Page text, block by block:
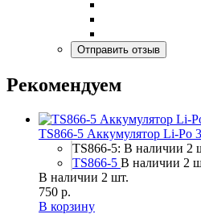
Рекомендуем
TS866-5 Аккумулятор Li-Po
TS866-5: В наличии 2
TS866-5 В наличии 2
В наличии 2 шт.
750 р.
В корзину